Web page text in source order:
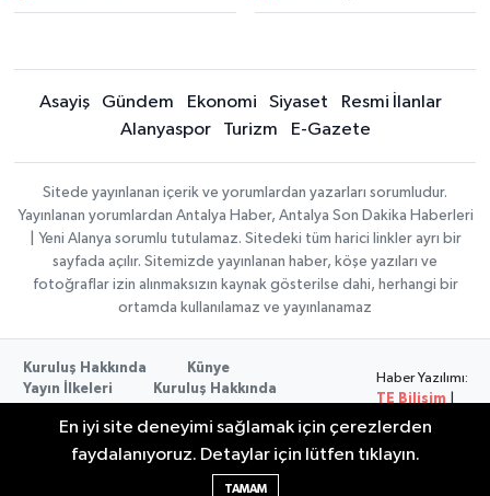
Asayiş Gündem Ekonomi Siyaset
Resmi İlanlar
Alanyaspor
Turizm E-Gazete
Sitede yayınlanan içerik ve yorumlardan yazarları sorumludur.
Yayınlanan yorumlardan Antalya Haber, Antalya Son Dakika Haberleri
| Yeni Alanya sorumlu tutulamaz. Sitedeki tüm harici linkler ayrı bir
sayfada açılır. Sitemizde yayınlanan haber, köşe yazıları ve
fotoğraflar izin alınmaksızın kaynak gösterilse dahi, herhangi bir
ortamda kullanılamaz ve yayınlanamaz
Kuruluş Hakkında
Künye
Yayın İlkeleri
Kuruluş Hakkında
Kullanım Şartları
Haber Yazılımı:
TE Bilişim
Copyright ©
En iyi site deneyimi sağlamak için çerezlerden
faydalanıyoruz. Detaylar için lütfen tıklayın.
TAMAM